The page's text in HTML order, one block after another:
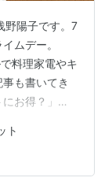
野陽子です。7
ムデー。
料理家電やキ
も書いてき
お得？」と
セールは17
考にしてくだ
（電子レン
ト